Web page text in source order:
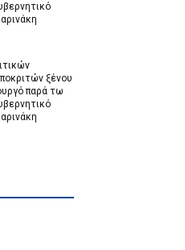
ξένου
παρά τω